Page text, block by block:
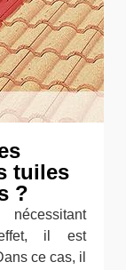
tuiles
?
il est
ce cas, il